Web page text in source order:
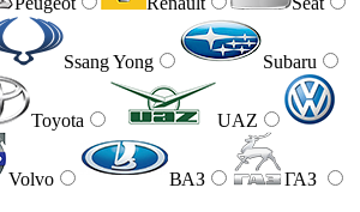
Ssang Yong Subaru
Toyota UAZ
Volvo ВАЗ
ГАЗ